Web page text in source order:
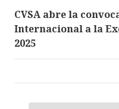
CVSA abre la
Internacional a la
2025